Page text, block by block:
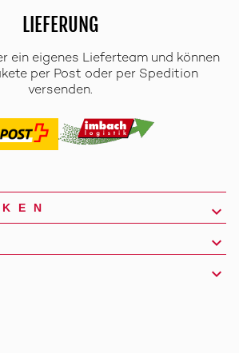
LIEFERUNG
ein eigenes Lieferteam und können
per Post oder per Spedition
versenden.